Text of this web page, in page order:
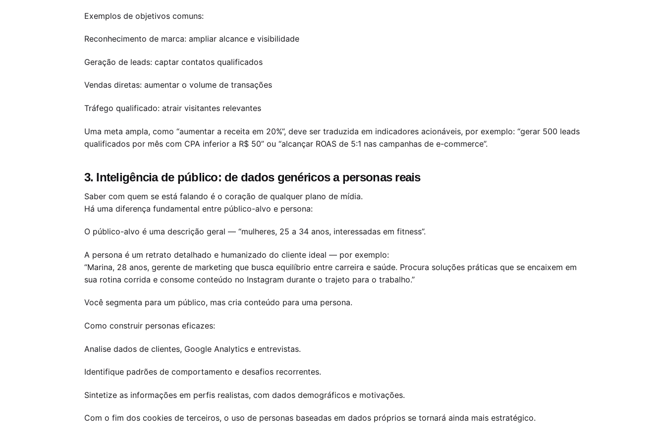
Exemplos de objetivos comuns:
Reconhecimento de marca: ampliar alcance e visibilidade
Geração de leads: captar contatos qualificados
Vendas diretas: aumentar o volume de transações
Tráfego qualificado: atrair visitantes relevantes
Uma meta ampla, como “aumentar a receita em 20%”, deve ser traduzida em indicadores acionáveis, por exemplo: “gerar 500 leads
qualificados por mês com CPA inferior a R$ 50” ou “alcançar ROAS de 5:1 nas campanhas de e-commerce”.
3. Inteligência de público: de dados genéricos a personas reais
Saber com quem se está falando é o coração de qualquer plano de mídia.
Há uma diferença fundamental entre público-alvo e persona:
O público-alvo é uma descrição geral — “mulheres, 25 a 34 anos, interessadas em fitness”.
A persona é um retrato detalhado e humanizado do cliente ideal — por exemplo:
“Marina, 28 anos, gerente de marketing que busca equilíbrio entre carreira e saúde. Procura soluções práticas que se encaixem em
sua rotina corrida e consome conteúdo no Instagram durante o trajeto para o trabalho.”
Você segmenta para um público, mas cria conteúdo para uma persona.
Como construir personas eficazes:
Analise dados de clientes, Google Analytics e entrevistas.
Identifique padrões de comportamento e desafios recorrentes.
Sintetize as informações em perfis realistas, com dados demográficos e motivações.
Com o fim dos cookies de terceiros, o uso de personas baseadas em dados próprios se tornará ainda mais estratégico.